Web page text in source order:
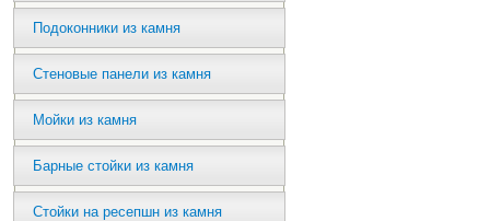
Подоконники из камня
Стеновые панели из камня
Мойки из камня
Барные стойки из камня
Стойки на ресепшн из камня